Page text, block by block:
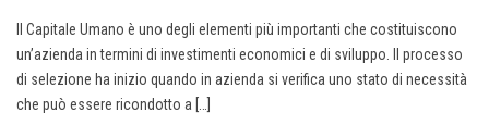
Il Capitale Umano è uno degli elementi più importanti che costituiscono
un’azienda in termini di investimenti economici e di sviluppo. Il processo
di selezione ha inizio quando in azienda si verifica uno stato di necessità
che può essere ricondotto a […]